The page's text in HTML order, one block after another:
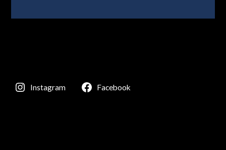
Instagram Facebook